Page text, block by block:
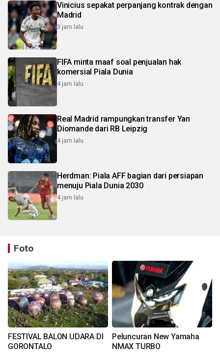
Vinicius sepakat perpanjang kontrak dengan
Madrid
3 jam lalu
FIFA minta maaf soal penjualan hak
komersial Piala Dunia
4 jam lalu
Real Madrid rampungkan transfer Yan
Diomande dari RB Leipzig
4 jam lalu
Herdman: Piala AFF bagian dari persiapan
menuju Piala Dunia 2030
4 jam lalu
Foto
FESTIVAL BALON UDARA DI
GORONTALO
Peluncuran New Yamaha
NMAX TURBO